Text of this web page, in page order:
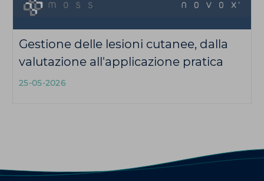
Gestione delle lesioni cutanee, dalla
valutazione all'applicazione pratica
25-05-2026